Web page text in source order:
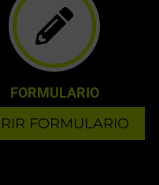
FORMULARIO
FORMULARIO